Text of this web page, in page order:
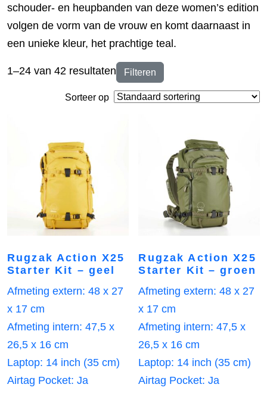
schouder- en heupbanden van deze women’s edition
volgen de vorm van de vrouw en komt daarnaast in
een unieke kleur, het prachtige teal.
Filteren
1–24 van 42 resultaten
Sorteer op
Rugzak Action X25
Starter Kit – geel
Afmeting extern: 48 x 27
x 17 cm
Afmeting intern: 47,5 x
26,5 x 16 cm
Laptop: 14 inch (35 cm)
Airtag Pocket: Ja
Rugzak Action X25
Starter Kit – groen
Afmeting extern: 48 x 27
x 17 cm
Afmeting intern: 47,5 x
26,5 x 16 cm
Laptop: 14 inch (35 cm)
Airtag Pocket: Ja